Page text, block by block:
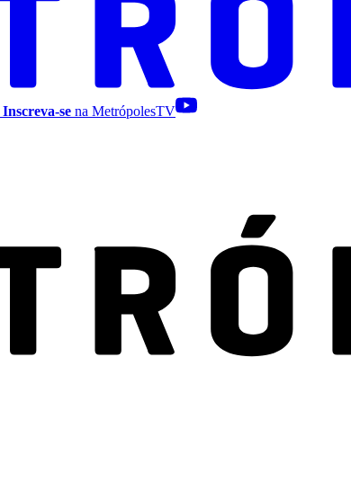
Inscreva-se na MetrópolesTV